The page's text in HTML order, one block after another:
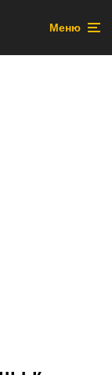
Меню